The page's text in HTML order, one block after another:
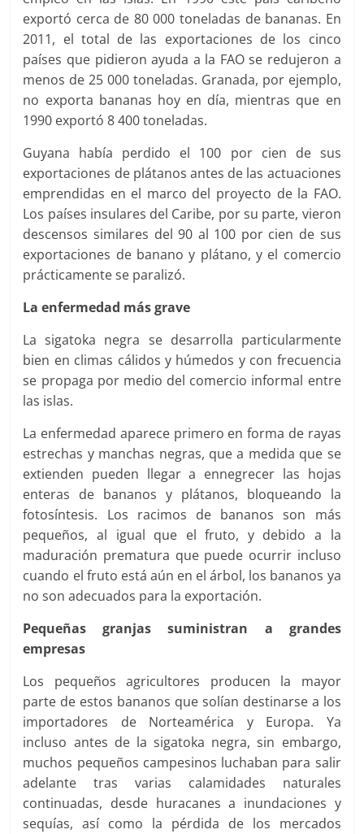
exportó cerca de 80 000 toneladas de bananas. En
2011, el total de las exportaciones de los cinco
países que pidieron ayuda a la FAO se redujeron a
menos de 25 000 toneladas. Granada, por ejemplo,
no exporta bananas hoy en día, mientras que en
1990 exportó 8 400 toneladas.
Guyana había perdido el 100 por cien de sus
exportaciones de plátanos antes de las actuaciones
emprendidas en el marco del proyecto de la FAO.
Los países insulares del Caribe, por su parte, vieron
descensos similares del 90 al 100 por cien de sus
exportaciones de banano y plátano, y el comercio
prácticamente se paralizó.
La enfermedad más grave
La sigatoka negra se desarrolla particularmente
bien en climas cálidos y húmedos y con frecuencia
se propaga por medio del comercio informal entre
las islas.
La enfermedad aparece primero en forma de rayas
estrechas y manchas negras, que a medida que se
extienden pueden llegar a ennegrecer las hojas
enteras de bananos y plátanos, bloqueando la
fotosíntesis. Los racimos de bananos son más
pequeños, al igual que el fruto, y debido a la
maduración prematura que puede ocurrir incluso
cuando el fruto está aún en el árbol, los bananos ya
no son adecuados para la exportación.
Pequeñas granjas suministran a grandes
empresas
Los pequeños agricultores producen la mayor
parte de estos bananos que solían destinarse a los
importadores de Norteamérica y Europa. Ya
incluso antes de la sigatoka negra, sin embargo,
muchos pequeños campesinos luchaban para salir
adelante tras varias calamidades naturales
continuadas, desde huracanes a inundaciones y
sequías, así como la pérdida de los mercados